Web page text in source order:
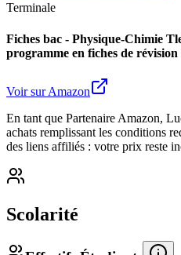
Terminale
Fiches bac - Physique-Chimie
programme en fiches de révision
Voir sur Amazon
En tant que Partenaire Amazon,
achats remplissant les conditions
des liens affiliés : votre prix reste
Scolarité